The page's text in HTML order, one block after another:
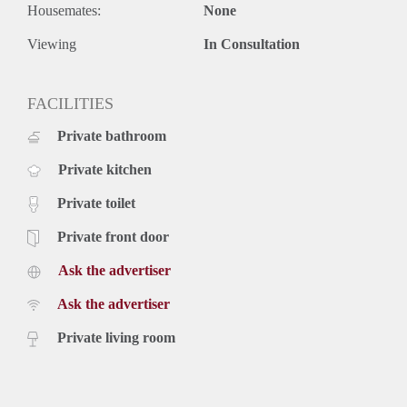
Housemates: None
Viewing In Consultation
FACILITIES
Private bathroom
Private kitchen
Private toilet
Private front door
Ask the advertiser
Ask the advertiser
Private living room